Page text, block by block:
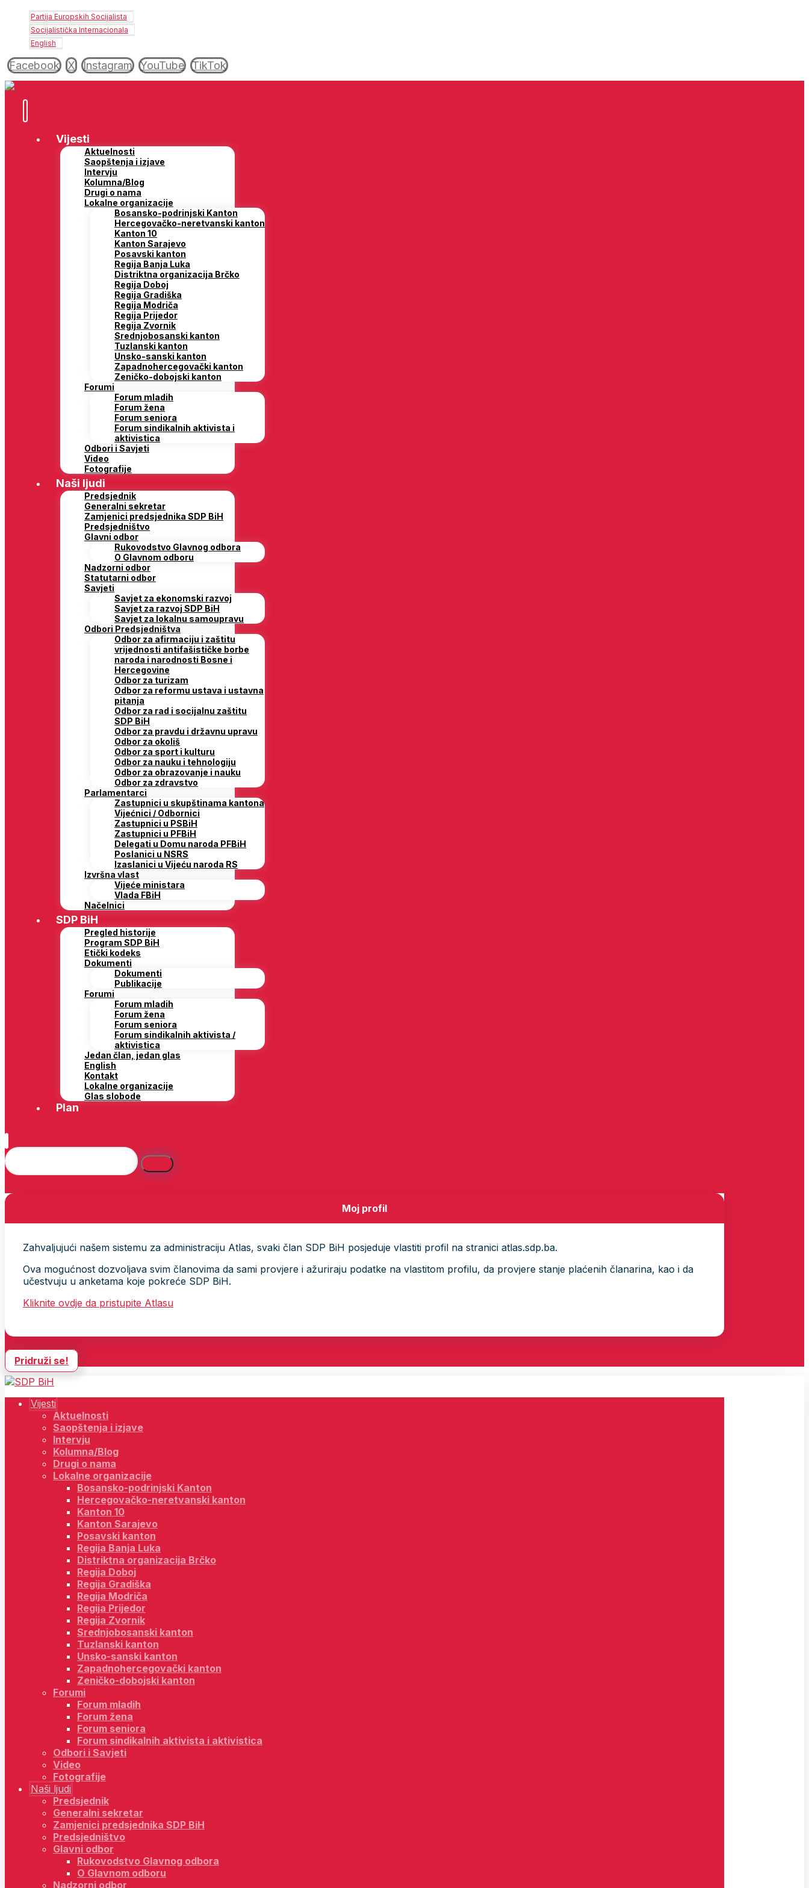
Partija Europskih Socijalista
Socijalistička Internacionala
English
Facebook X Instagram YouTube TikTok
Vijesti
Aktuelnosti
Saopštenja i izjave
Intervju
Kolumna/Blog
Drugi o nama
Lokalne organizacije
Bosansko-podrinjski Kanton
Hercegovačko-neretvanski kanton
Kanton 10
Kanton Sarajevo
Posavski kanton
Regija Banja Luka
Distriktna organizacija Brčko
Regija Doboj
Regija Gradiška
Regija Modriča
Regija Prijedor
Regija Zvornik
Srednjobosanski kanton
Tuzlanski kanton
Unsko-sanski kanton
Zapadnohercegovački kanton
Zeničko-dobojski kanton
Forumi
Forum mladih
Forum žena
Forum seniora
Forum sindikalnih aktivista i
aktivistica
Odbori i Savjeti
Video
Fotografije
Naši ljudi
Predsjednik
Generalni sekretar
Zamjenici predsjednika SDP BiH
Predsjedništvo
Glavni odbor
Rukovodstvo Glavnog odbora
O Glavnom odboru
Nadzorni odbor
Statutarni odbor
Savjeti
Savjet za ekonomski razvoj
Savjet za razvoj SDP BiH
Savjet za lokalnu samoupravu
Odbori Predsjedništva
Odbor za afirmaciju i zaštitu
vrijednosti antifašističke borbe
naroda i narodnosti Bosne i
Hercegovine
Odbor za turizam
Odbor za reformu ustava i ustavna
pitanja
Odbor za rad i socijalnu zaštitu
SDP BiH
Odbor za pravdu i državnu upravu
Odbor za okoliš
Odbor za sport i kulturu
Odbor za nauku i tehnologiju
Odbor za obrazovanje i nauku
Odbor za zdravstvo
Parlamentarci
Zastupnici u skupštinama kantona
Vijećnici / Odbornici
Zastupnici u PSBiH
Zastupnici u PFBiH
Delegati u Domu naroda PFBiH
Poslanici u NSRS
Izaslanici u Vijeću naroda RS
Izvršna vlast
Vijeće ministara
Vlada FBiH
Načelnici
SDP BiH
Pregled historije
Program SDP BiH
Etički kodeks
Dokumenti
Dokumenti
Publikacije
Forumi
Forum mladih
Forum žena
Forum seniora
Forum sindikalnih aktivista /
aktivistica
Jedan član, jedan glas
English
Kontakt
Lokalne organizacije
Glas slobode
Plan
Moj profil
Zahvaljujući našem sistemu za administraciju Atlas, svaki član SDP BiH posjeduje vlastiti profil na stranici atlas.sdp.ba.
Ova mogućnost dozvoljava svim članovima da sami provjere i ažuriraju podatke na vlastitom profilu, da provjere stanje plaćenih članarina, kao i da
učestvuju u anketama koje pokreće SDP BiH.
Kliknite ovdje da pristupite Atlasu
Pridruži se!
Vijesti
Aktuelnosti
Saopštenja i izjave
Intervju
Kolumna/Blog
Drugi o nama
Lokalne organizacije
Bosansko-podrinjski Kanton
Hercegovačko-neretvanski kanton
Kanton 10
Kanton Sarajevo
Posavski kanton
Regija Banja Luka
Distriktna organizacija Brčko
Regija Doboj
Regija Gradiška
Regija Modriča
Regija Prijedor
Regija Zvornik
Srednjobosanski kanton
Tuzlanski kanton
Unsko-sanski kanton
Zapadnohercegovački kanton
Zeničko-dobojski kanton
Forumi
Forum mladih
Forum žena
Forum seniora
Forum sindikalnih aktivista i aktivistica
Odbori i Savjeti
Video
Fotografije
Naši ljudi
Predsjednik
Generalni sekretar
Zamjenici predsjednika SDP BiH
Predsjedništvo
Glavni odbor
Rukovodstvo Glavnog odbora
O Glavnom odboru
Nadzorni odbor